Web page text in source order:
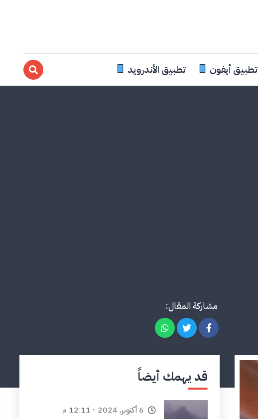
تطبيق أيفون تطبيق الأندرويد
مشاركة المقال:
قد يهمك أيضاً
6 أكتوبر, 2024 - 12:11 م